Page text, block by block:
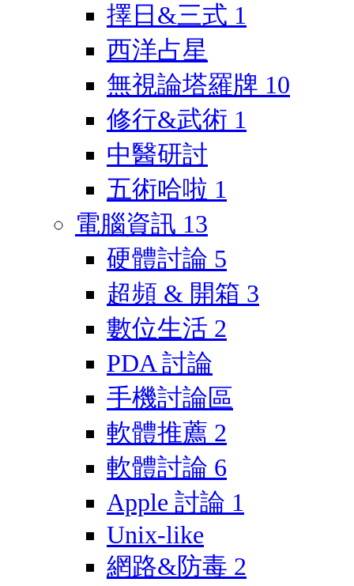
擇日&三式 1
西洋占星
無視論塔羅牌 10
修行&武術 1
中醫研討
五術哈啦 1
電腦資訊 13
硬體討論 5
超頻 & 開箱 3
數位生活 2
PDA 討論
手機討論區
軟體推薦 2
軟體討論 6
Apple 討論 1
Unix-like
網路&防毒 2